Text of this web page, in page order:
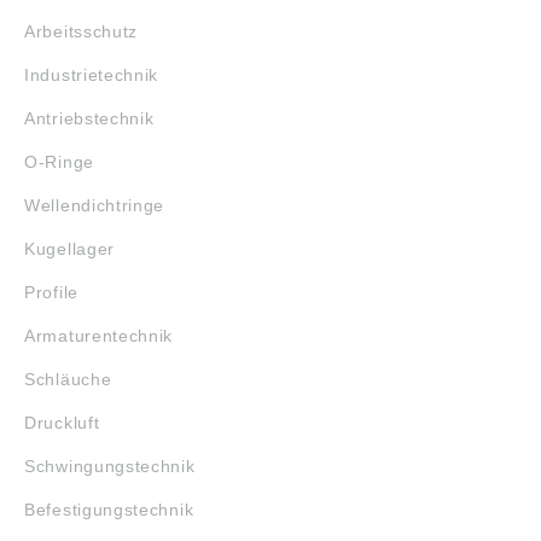
Arbeitsschutz
Industrietechnik
Antriebstechnik
O-Ringe
Wellendichtringe
Kugellager
Profile
Armaturentechnik
Schläuche
Druckluft
Schwingungstechnik
Befestigungstechnik